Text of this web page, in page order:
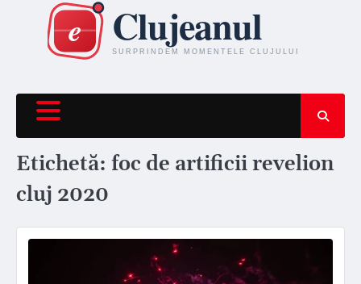
content
Etichetă: foc de artificii revelion
cluj 2020